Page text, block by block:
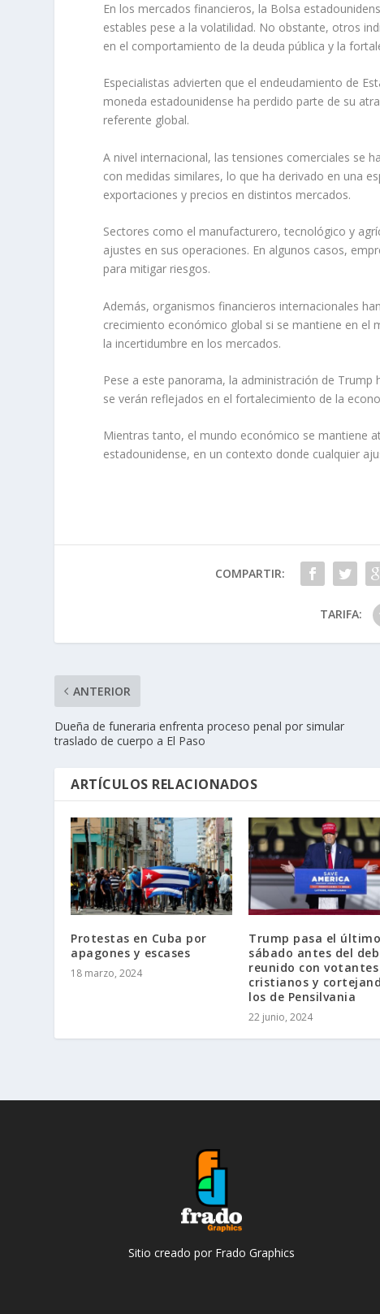
En los mercados financieros, la Bolsa
estables pese a la volatilidad. No obstante, otros
en el comportamiento de la deuda pública y la
Especialistas advierten que el endeudamiento de
moneda estadounidense ha perdido parte de su
referente global.
A nivel internacional, las tensiones comerciales se
con medidas similares, lo que ha derivado en una
exportaciones y precios en distintos mercados.
Sectores como el manufacturero, tecnológico y
ajustes en sus operaciones. En algunos casos,
para mitigar riesgos.
Además, organismos financieros internacionales
crecimiento económico global si se mantiene en el
la incertidumbre en los mercados.
Pese a este panorama, la administración de
se verán reflejados en el fortalecimiento de la
Mientras tanto, el mundo económico se mantiene
estadounidense, en un contexto donde cualquier
COMPARTIR:
TARIFA:
ANTERIOR
Dueña de funeraria enfrenta proceso penal por simular
traslado de cuerpo a El Paso
ARTÍCULOS RELACIONADOS
Protestas en Cuba por
apagones y escases
18 marzo, 2024
Trump pasa el último
sábado antes del
reunido con votantes
cristianos y
los de Pensilvania
22 junio, 2024
Sitio creado por Frado Graphics